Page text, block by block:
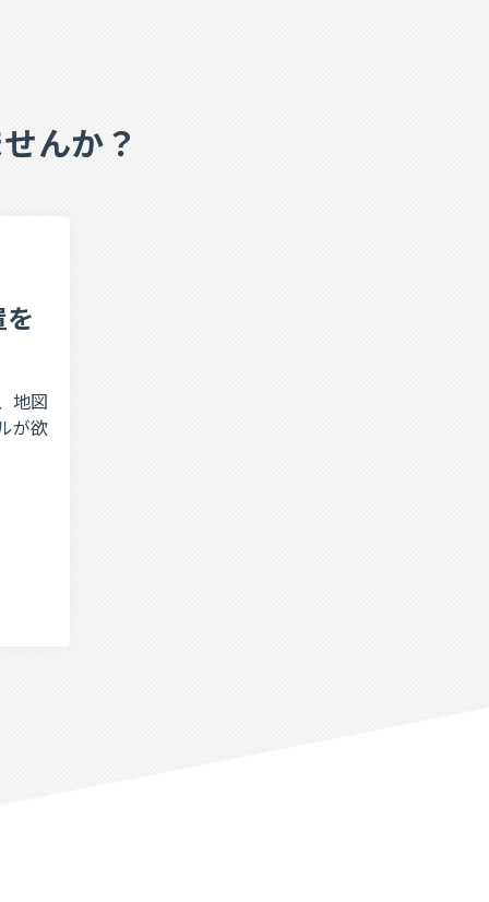
んか？
地図
が欲